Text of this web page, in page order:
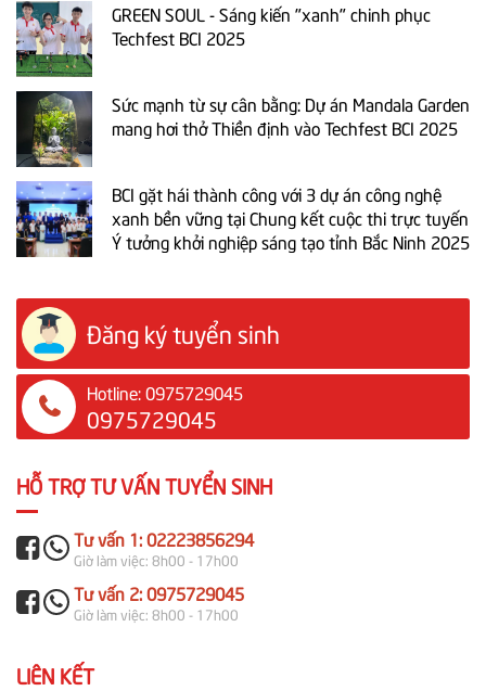
GREEN SOUL - Sáng kiến "xanh" chinh phục
Techfest BCI 2025
Sức mạnh từ sự cân bằng: Dự án Mandala Garden
mang hơi thở Thiền định vào Techfest BCI 2025
BCI gặt hái thành công với 3 dự án công nghệ
xanh bền vững tại Chung kết cuộc thi trực tuyến
Ý tưởng khởi nghiệp sáng tạo tỉnh Bắc Ninh 2025
Đăng ký tuyển sinh
Hotline: 0975729045
0975729045
HỖ TRỢ TƯ VẤN TUYỂN SINH
Tư vấn 1: 02223856294
Giờ làm việc: 8h00 - 17h00
Tư vấn 2: 0975729045
Giờ làm việc: 8h00 - 17h00
LIÊN KẾT